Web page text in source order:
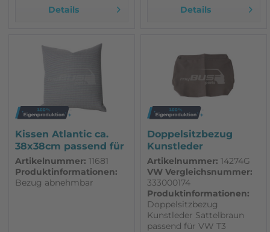
Details Details
Kissen Atlantic ca.
38x38cm passend für
VW T3...
Artikelnummer: 11681
Produktinformationen:
Bezug abnehmbar
Doppelsitzbezug
Kunstleder
Sattelbraun passend...
Artikelnummer: 14274G
VW Vergleichsnummer:
333000174
Produktinformationen:
Doppelsitzbezug
Kunstleder Sattelbraun
passend für VW T3
DieDatenschutzbestimmungen habe ich zur Kenntnis genommen